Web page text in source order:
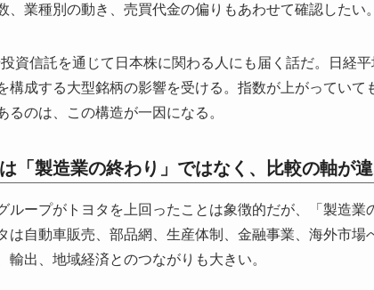
、業種別の動き、売買代金の偏りもあわせて確認したい。
資信託を通じて日本株に関わる人にも届く話だ。日経
構成する大型銘柄の影響を受ける。指数が上がっていて
るのは、この構造が一因になる。
「製造業の終わり」ではなく、比較の軸が違
ループがトヨタを上回ったことは象徴的だが、「製造
は自動車販売、部品網、生産体制、金融事業、海外市場
輸出、地域経済とのつながりも大きい。